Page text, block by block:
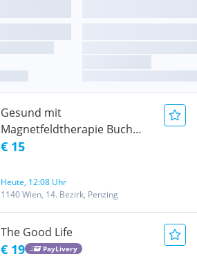
Gesund mit
Magnetfeldtherapie Buch
NEU
€ 15
Heute, 12:08 Uhr
1140 Wien, 14. Bezirk, Penzing
The Good Life
€ 19 PayLivery